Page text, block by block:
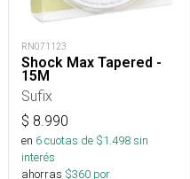
RN071123
Shock Max Tapered -
15M
Sufix
$ 8.990
en 6cuotas de $1.498sin
interés
ahorras $360 por